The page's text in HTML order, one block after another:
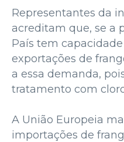
Representantes da
acreditam que, se a
País tem
exportações de
a essa demanda,
tratamento com
A União Europeia
importações de